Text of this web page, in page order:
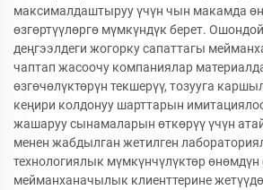
максималдаштыруу үчүн чын макамда
өзгөртүүлөргө мүмкүндүк берет.
деңгээлдеги жогорку сапаттагы
чаптап жасоочу компаниялар
өзгөчөлүктөрүн текшерүү, тозууга
кеңири колдонуу шарттарын
жашаруу сынамаларын өткөрүү үчүн
менен жабдылган жетилген
технологиялык мүмкүнчүлүктөр
мейманханачылык клиенттерине